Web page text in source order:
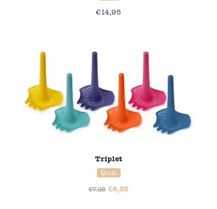
€14,95
Triplet
Quut
€7,95 €6,35